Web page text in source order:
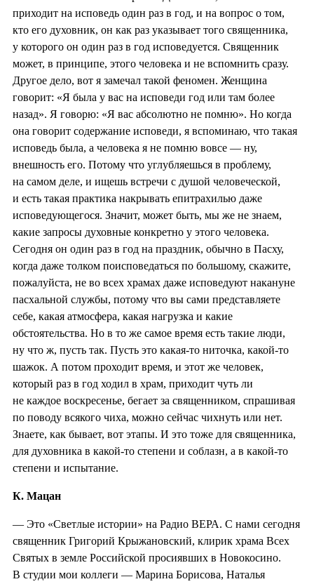
приходит на исповедь один раз в год, и на вопрос о том,
кто его духовник, он как раз указывает того священника,
у которого он один раз в год исповедуется. Священник
может, в принципе, этого человека и не вспомнить сразу.
Другое дело, вот я замечал такой феномен. Женщина
говорит: «Я была у вас на исповеди год или там более
назад». Я говорю: «Я вас абсолютно не помню». Но когда
она говорит содержание исповеди, я вспоминаю, что такая
исповедь была, а человека я не помню вовсе — ну,
внешность его. Потому что углубляешься в проблему,
на самом деле, и ищешь встречи с душой человеческой,
и есть такая практика накрывать епитрахилью даже
исповедующегося. Значит, может быть, мы же не знаем,
какие запросы духовные конкретно у этого человека.
Сегодня он один раз в год на праздник, обычно в Пасху,
когда даже толком поисповедаться по большому, скажите,
пожалуйста, не во всех храмах даже исповедуют накануне
пасхальной службы, потому что вы сами представляете
себе, какая атмосфера, какая нагрузка и какие
обстоятельства. Но в то же самое время есть такие люди,
ну что ж, пусть так. Пусть это какая-то ниточка, какой-то
шажок. А потом проходит время, и этот же человек,
который раз в год ходил в храм, приходит чуть ли
не каждое воскресенье, бегает за священником, спрашивая
по поводу всякого чиха, можно сейчас чихнуть или нет.
Знаете, как бывает, вот этапы. И это тоже для священника,
для духовника в какой-то степени и соблазн, а в какой-то
степени и испытание.
К. Мацан
— Это «Светлые истории» на Радио ВЕРА. С нами сегодня
священник Григорий Крыжановский, клирик храма Всех
Святых в земле Российской просиявших в Новокосино.
В студии мои коллеги — Марина Борисова, Наталья